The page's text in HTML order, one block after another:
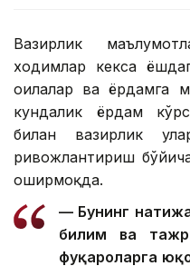
Вазирлик
ходимлар кекса
оилалар ва ёрдамга
кундалик ёрдам
билан вазирлик
ривожлантириш
оширмоқда.
— Бунинг
билим ва
фуқароларга